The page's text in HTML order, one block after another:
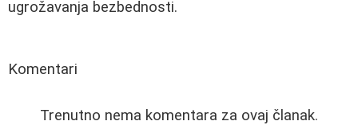
ugrožavanja bezbednosti.
Komentari
Trenutno nema komentara za ovaj članak.